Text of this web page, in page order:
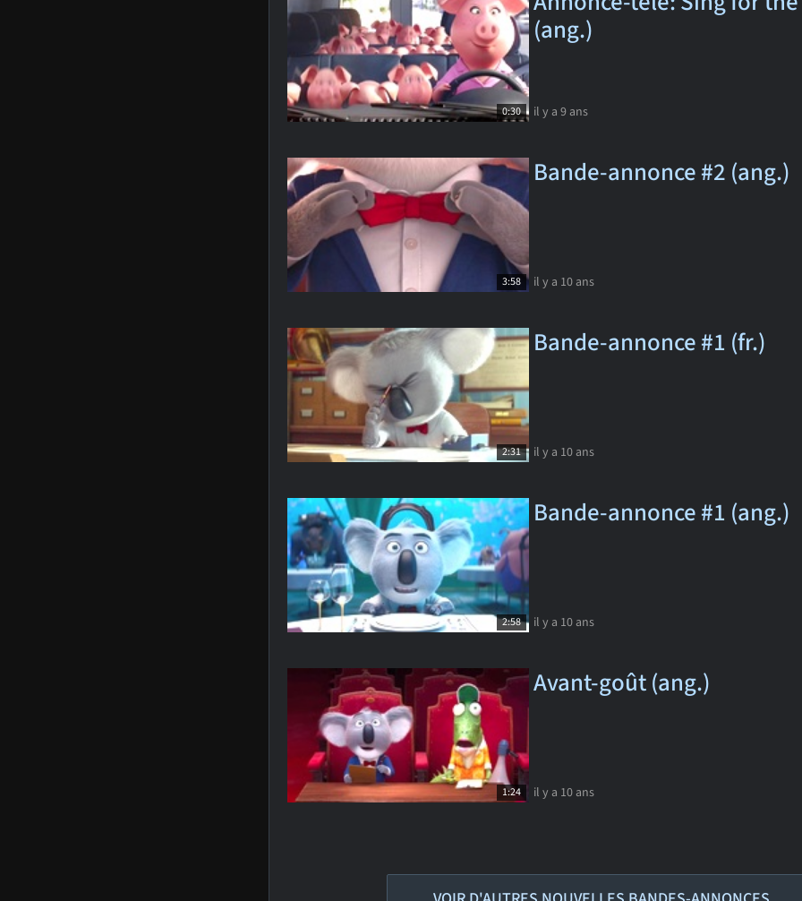
0:30
(ang.)
il y a 9 ans
3:58
Bande-annonce #2 (ang.)
il y a 10 ans
2:31
Bande-annonce #1 (fr.)
il y a 10 ans
2:58
Bande-annonce #1 (ang.)
il y a 10 ans
1:24
Avant-goût (ang.)
il y a 10 ans